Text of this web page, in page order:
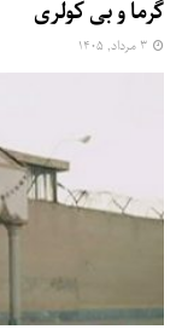
گرما و بی‌ کولری